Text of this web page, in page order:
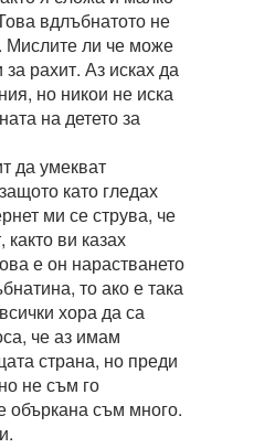
вдлъбнатото не
Мислите ли че може
рахит. Аз исках да
но никои не иска
на детето за
да умекват
като гледах
ми се струва, че
както ви казах
е он нарастването
то ако е така
хора да са
че аз имам
страна, но преди
не съм го
объркана съм много.